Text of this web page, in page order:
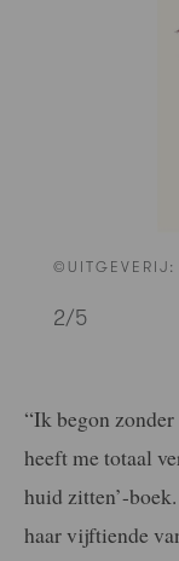
©UITGEVERIJ:
2/5
“Ik begon
heeft me totaal
huid zitten’-
haar vijftiende